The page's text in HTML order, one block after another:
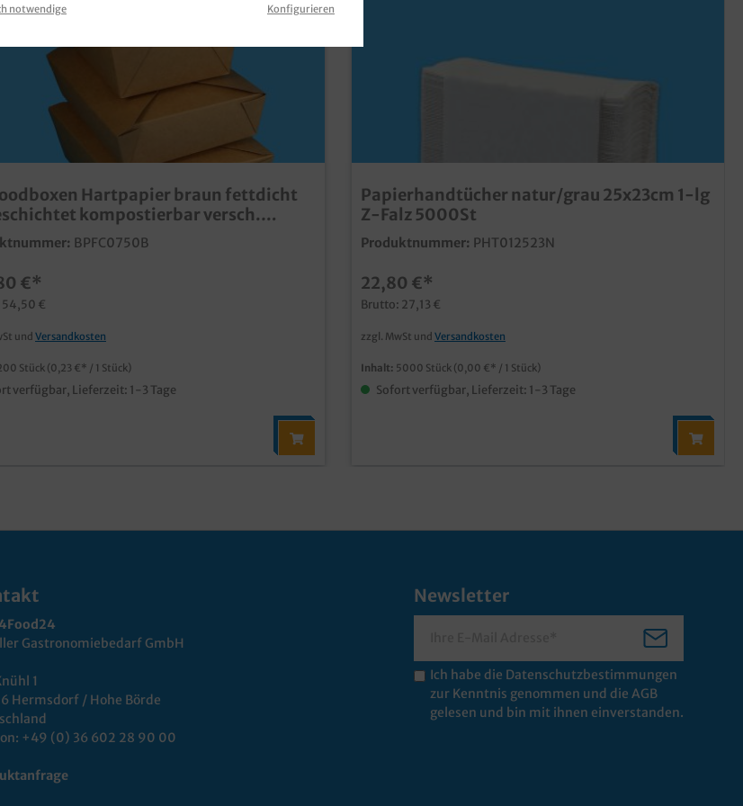
Hartpapier braun fettdicht
kompostierbar versch.
BPFC0750B
€*
€
und Versandkosten
Stück (0,23 €* / 1 Stück)
verfügbar, Lieferzeit: 1-3 Tage
Papierhandtücher natur/grau 25x23cm 1-lg
Z-Falz 5000St
Produktnummer: PHT012523N
22,80 €*
Brutto: 27,13 €
zzgl. MwSt und Versandkosten
Inhalt: 5000 Stück (0,00 €* / 1 Stück)
Sofort verfügbar, Lieferzeit: 1-3 Tage
Gastronomiebedarf GmbH
1
Hermsdorf / Hohe Börde
+49 (0) 36 602 28 90 00
Newsletter
Ich habe die Datenschutzbestimmungen
zur Kenntnis genommen und die AGB
gelesen und bin mit ihnen einverstanden.
notwendige Konfigurieren